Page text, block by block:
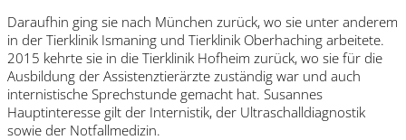
Daraufhin ging sie nach München zurück, wo sie unter anderem
in der Tierklinik Ismaning und Tierklinik Oberhaching arbeitete.
2015 kehrte sie in die Tierklinik Hofheim zurück, wo sie für die
Ausbildung der Assistenztierärzte zuständig war und auch
internistische Sprechstunde gemacht hat. Susannes
Hauptinteresse gilt der Internistik, der Ultraschalldiagnostik
sowie der Notfallmedizin.